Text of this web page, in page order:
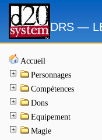
DRS —
Accueil
Personnages
Compétences
Dons
Equipement
Magie